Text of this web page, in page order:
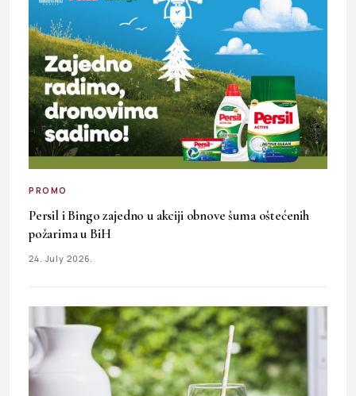
PROMO
Persil i Bingo zajedno u akciji obnove šuma oštećenih
požarima u BiH
24. July 2026.